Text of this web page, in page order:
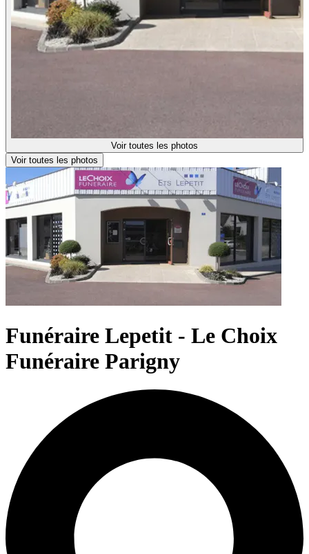
Voir toutes les photos
Voir toutes les photos
Funéraire Lepetit - Le Choix
Funéraire Parigny